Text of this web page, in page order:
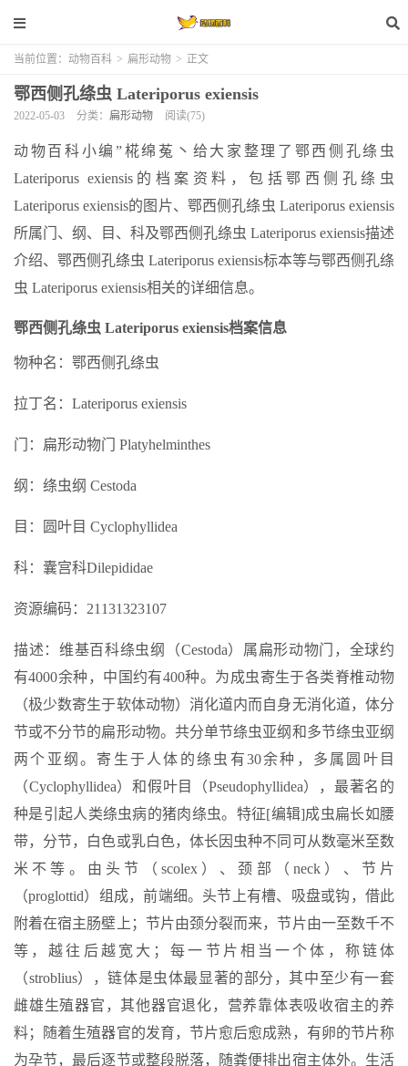
当前位置： 动物百科 > 扁形动物 > 正文
鄂西侧孔绦虫 Lateriporus exiensis
2022-05-03 分类： 扁形动物 阅读(75)
动物百科小编”椛绵菟丶给大家整理了鄂西侧孔绦虫
Lateriporus exiensis的档案资料，包括鄂西侧孔绦虫
Lateriporus exiensis的图片、鄂西侧孔绦虫 Lateriporus exiensis
所属门、纲、目、科及鄂西侧孔绦虫 Lateriporus exiensis描述
介绍、鄂西侧孔绦虫 Lateriporus exiensis标本等与鄂西侧孔绦
虫 Lateriporus exiensis相关的详细信息。
鄂西侧孔绦虫 Lateriporus exiensis档案信息
物种名：鄂西侧孔绦虫
拉丁名：Lateriporus exiensis
门：扁形动物门 Platyhelminthes
纲：绦虫纲 Cestoda
目：圆叶目 Cyclophyllidea
科：囊宫科Dilepididae
资源编码：21131323107
描述：维基百科绦虫纲（Cestoda）属扁形动物门，全球约
有4000余种，中国约有400种。为成虫寄生于各类脊椎动物
（极少数寄生于软体动物）消化道内而自身无消化道，体分
节或不分节的扁形动物。共分单节绦虫亚纲和多节绦虫亚纲
两个亚纲。寄生于人体的绦虫有30余种，多属圆叶目
（Cyclophyllidea）和假叶目（Pseudophyllidea），最著名的
种是引起人类绦虫病的猪肉绦虫。特征[编辑]成虫扁长如腰
带，分节，白色或乳白色，体长因虫种不同可从数毫米至数
米不等。由头节（scolex）、颈部（neck）、节片
（proglottid）组成，前端细。头节上有槽、吸盘或钩，借此
附着在宿主肠壁上；节片由颈分裂而来，节片由一至数千不
等，越往后越宽大；每一节片相当一个体，称链体
（stroblius），链体是虫体最显著的部分，其中至少有一套
雌雄生殖器官，其他器官退化，营养靠体表吸收宿主的养
料；随着生殖器官的发育，节片愈后愈成熟，有卵的节片称
为孕节，最后逐节或整段脱落，随粪便排出宿主体外。生活